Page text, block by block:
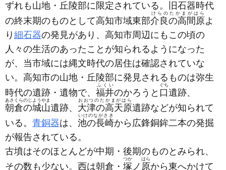
ずれも山地・丘陵部に限定されている。旧石器時代
の終末期のものとして高知市域東部介良の高間原
けらのたかまがはら
よ
り 細石器の発見があり、高知市周辺にもこの頃の
人々の生活のあったことが知られるようになった
が、当市域には縄文時代の居住は確認されていな
い。高知市の山地・丘陵部に発見されるものは弥生
時代の遺跡・遺物で、 福井
ふくい
のかろうと 口
ぐち
遺跡、
朝倉の城山
あさくらのじようやま
遺跡、 大津の高天原
おおつのたかまがはら
遺跡などが知られて
いる。 青銅器は、 池の長崎
いけのながさき
から広鋒銅鉾二本の発掘
が報告されている。
古墳はそのほとんどが中期・後期のものとみられ、
その数も少ない。西は朝倉・ 塚
つか
ノ 原
はら
から東へかけて